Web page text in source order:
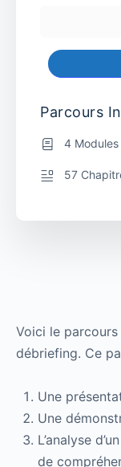
Voici le
débriefing. Ce
Une
Une
L’analyse
de
Parcours
4 Modules
57